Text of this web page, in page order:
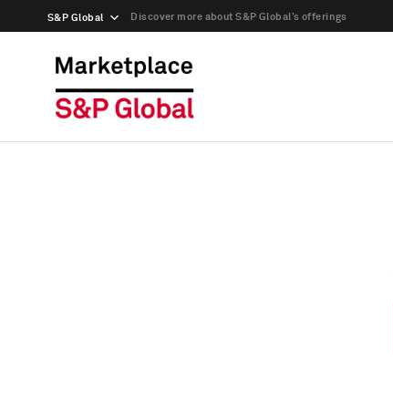
S&P Global Discover more about S&P Global’s offerings